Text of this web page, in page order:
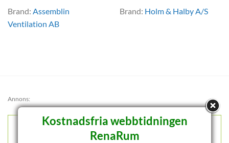
Brand: Assemblin
Ventilation AB
Brand: Holm & Halby A/S
Annons:
Kostnadsfria webbtidningen
RenaRum